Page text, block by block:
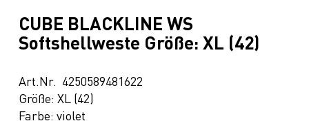
CUBE BLACKLINE WS
Softshellweste Größe: XL (42)
Art.Nr. 4250589481622
Größe: XL (42)
Farbe: violet